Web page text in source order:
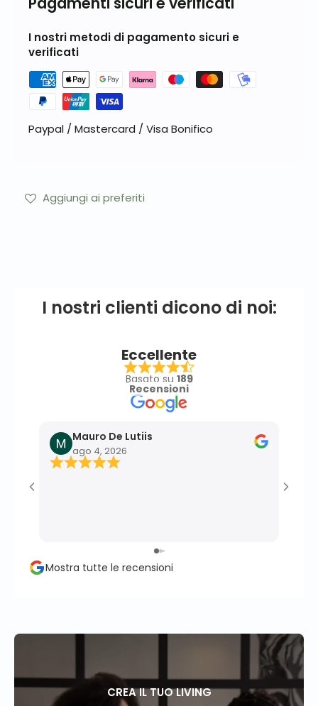
I nostri metodi di pagamento sicuri e
verificati
Paypal / Mastercard / Visa Bonifico
Aggiungi ai preferiti
I nostri clienti dicono di noi:
Eccellente
Basato su 189
Recensioni
Mauro De Lutiis
ago 4, 2026
Mostra tutte le recensioni
CREA IL TUO LIVING